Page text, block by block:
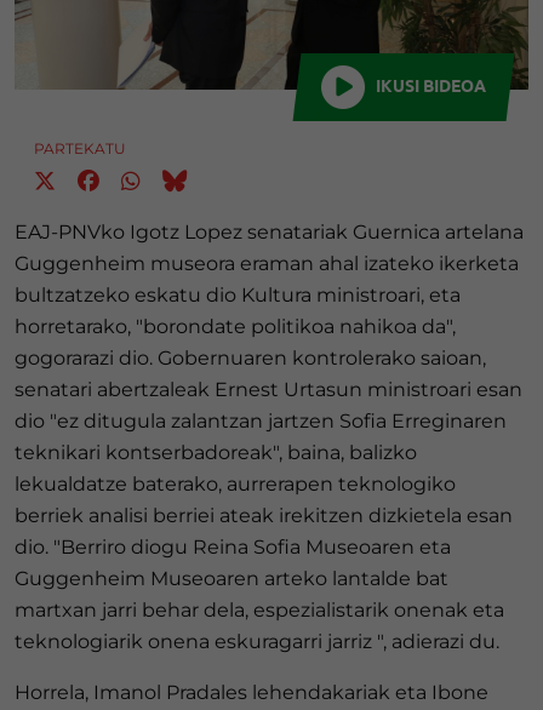
IKUSI BIDEOA
PARTEKATU
EAJ-PNVko Igotz Lopez senatariak Guernica artelana
Guggenheim museora eraman ahal izateko ikerketa
bultzatzeko eskatu dio Kultura ministroari, eta
horretarako, "borondate politikoa nahikoa da",
gogorarazi dio. Gobernuaren kontrolerako saioan,
senatari abertzaleak Ernest Urtasun ministroari esan
dio "ez ditugula zalantzan jartzen Sofia Erreginaren
teknikari kontserbadoreak", baina, balizko
lekualdatze baterako, aurrerapen teknologiko
berriek analisi berriei ateak irekitzen dizkietela esan
dio. "Berriro diogu Reina Sofia Museoaren eta
Guggenheim Museoaren arteko lantalde bat
martxan jarri behar dela, espezialistarik onenak eta
teknologiarik onena eskuragarri jarriz ", adierazi du.
Horrela, Imanol Pradales lehendakariak eta Ibone